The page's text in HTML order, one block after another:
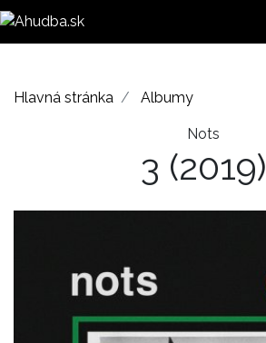
Hlavná stránka Albumy
Nots
3 (2019)